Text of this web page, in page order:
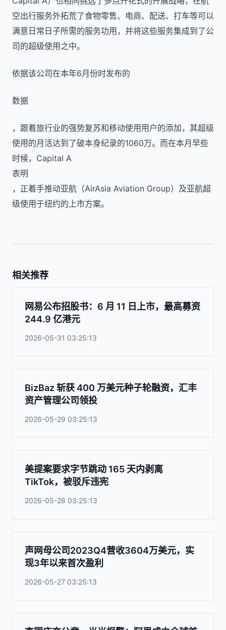
空出行服务外拓荒了食物零售、电商、配送、打车等可以
满意日常日子所需的服务功用，并将这些服务集成到了公
司的超级使用之中。
依据该公司在本年6月份时发布的
数据
，跟着旅行业的强势复苏和移动使用用户的添加，其超级
使用的月活达到了破本身纪录的1060万。而在本月早些
时候， Capital A
表明
，正着手推动亚航（AirAsia Aviation Group）及亚航超
级使用于纽约的上市方案。
相关推荐
网易公布招股书：6 月 11 日上市，最高募资
244.9 亿港元
2026-05-31 03:25:13
BizBaz 斩获 400 万美元种子轮融资，汇丰
资产管理公司领投
2026-05-29 03:25:13
美提案要求字节跳动 165 天内剥离
TikTok，被驳斥违宪
2026-05-28 03:25:13
声网母公司2023Q4营收3604万美元，实
现3年以来首次盈利
2026-05-27 03:25:13